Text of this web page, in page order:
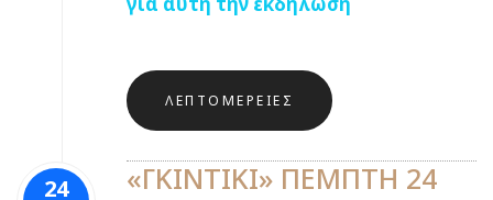
ΛΕΠΤΟΜΈΡΕΙΕΣ
24
«ΓΚΙΝΤΙΚΙ» ΠΕΜΠΤΗ 24